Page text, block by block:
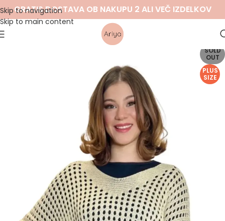
Skip to navigation
Skip to main content
GRATIS DOSTAVA OB NAKUPU 2 ALI VEČ IZDELKOV
SOLD
OUT
PLUS
SIZE